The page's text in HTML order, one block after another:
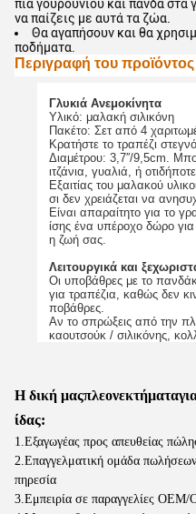
πία γουρουνιού και πανδά στα
να παίζεις με αυτά τα ζώα.
Θα αγαπήσουν και θα
ποδήματα.
Περιγραφή του προϊόντος
Γλυκιά Ανεμοκίνητα
Υλικό: μαλακή σιλικόνη
Πακέτο: Σετ από 4
Κρατήστε το τραπέζι
Διαμέτρου: 3,7′′/9,5cm.
ιτζάνια, γυαλιά, ή
Εξαιτίας του μαλακού
σι δεν χρειάζεται να
Είναι απαραίτητο για το
ίσης ένα υπέροχο δώρο
η ζωή σας.
Λειτουργικά και
Οι υποβάθρες με το
για τραπέζια, καθώς δεν
ποβάθρες.
Αν το σπρώξεις από την
καουτσούκ / σιλικόνης,
Η δική μαςπλεονεκτήματα
ίδας:
1.Εξαγωγέας προς απευθείας
2.Επαγγελματική ομάδα
πηρεσία
3.Εμπειρία σε παραγγελίες OEM/